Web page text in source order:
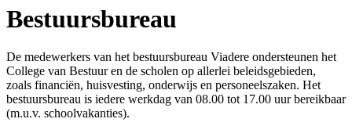
Bestuursbureau
De medewerkers van het bestuursbureau Viadere ondersteunen het
College van Bestuur en de scholen op allerlei beleidsgebieden,
zoals financiën, huisvesting, onderwijs en personeelszaken. Het
bestuursbureau is iedere werkdag van 08.00 tot 17.00 uur bereikbaar
(m.u.v. schoolvakanties).